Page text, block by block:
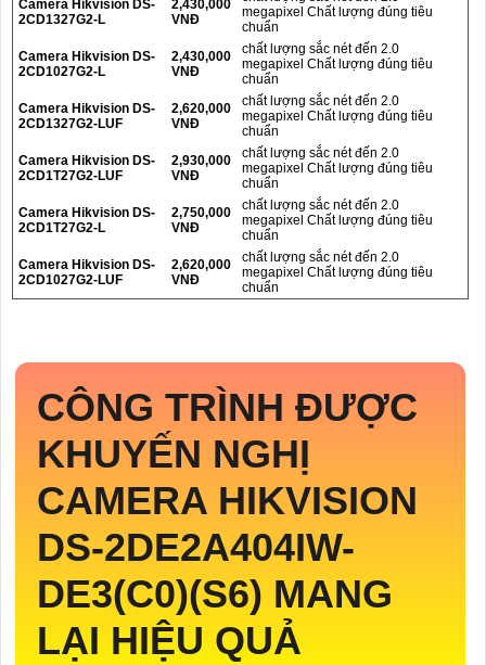
Camera Hikvision DS-
2CD1327G2-L
2,430,000
VNĐ
megapixel Chất lượng đúng tiêu
chuẩn
Camera Hikvision DS-
2CD1027G2-L
2,430,000
VNĐ
chất lượng sắc nét đến 2.0
megapixel Chất lượng đúng tiêu
chuẩn
Camera Hikvision DS-
2CD1327G2-LUF
2,620,000
VNĐ
chất lượng sắc nét đến 2.0
megapixel Chất lượng đúng tiêu
chuẩn
Camera Hikvision DS-
2CD1T27G2-LUF
2,930,000
VNĐ
chất lượng sắc nét đến 2.0
megapixel Chất lượng đúng tiêu
chuẩn
Camera Hikvision DS-
2CD1T27G2-L
2,750,000
VNĐ
chất lượng sắc nét đến 2.0
megapixel Chất lượng đúng tiêu
chuẩn
Camera Hikvision DS-
2CD1027G2-LUF
2,620,000
VNĐ
chất lượng sắc nét đến 2.0
megapixel Chất lượng đúng tiêu
chuẩn
CÔNG TRÌNH ĐƯỢC
KHUYẾN NGHỊ
CAMERA HIKVISION
DS-2DE2A404IW-
DE3(C0)(S6) MANG
LẠI HIỆU QUẢ